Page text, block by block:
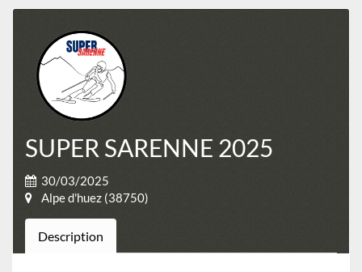
SUPER SARENNE 2025
30/03/2025
Alpe d'huez (38750)
Description